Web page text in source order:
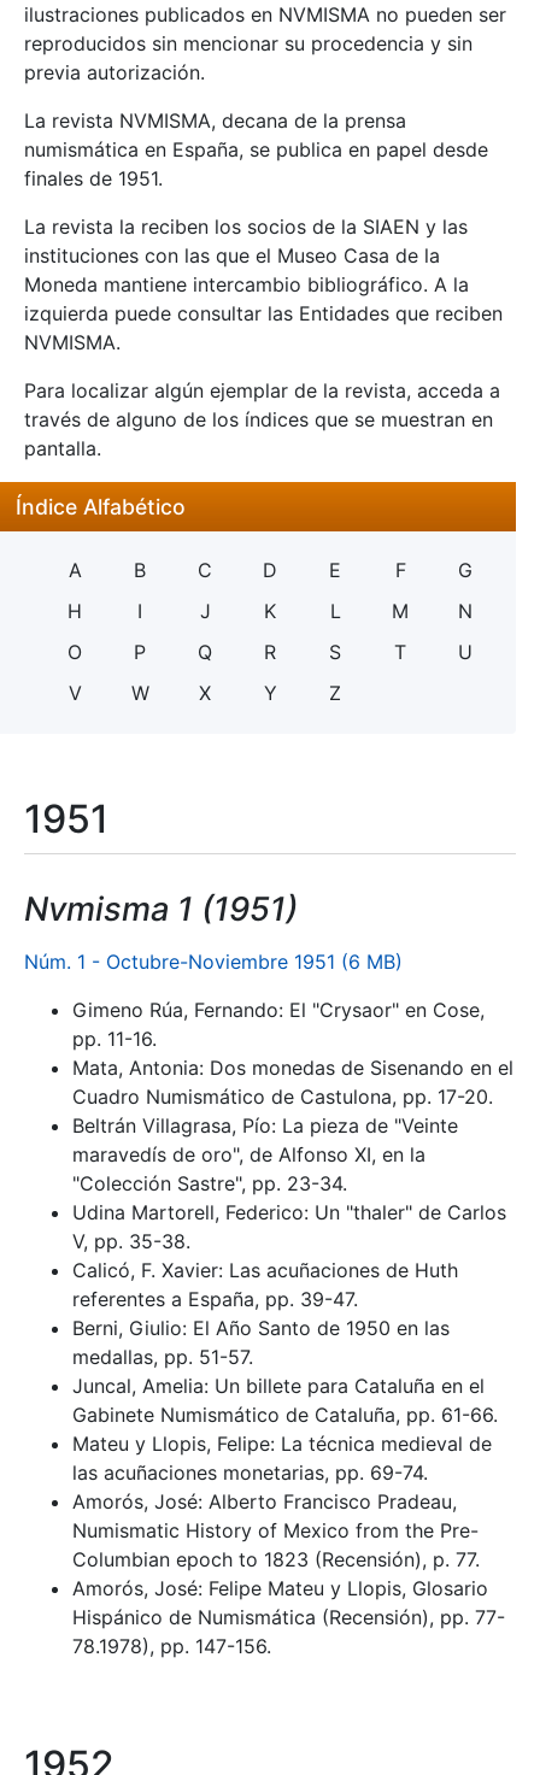
ilustraciones publicados en NVMISMA no pueden ser
reproducidos sin mencionar su procedencia y sin
previa autorización.
La revista NVMISMA, decana de la prensa
numismática en España, se publica en papel desde
finales de 1951.
La revista la reciben los socios de la SIAEN y las
instituciones con las que el Museo Casa de la
Moneda mantiene intercambio bibliográfico. A la
izquierda puede consultar las Entidades que reciben
NVMISMA.
Para localizar algún ejemplar de la revista, acceda a
través de alguno de los índices que se muestran en
pantalla.
Índice Alfabético
A B C D E F
G
H
I J K L M
N
O
P Q R S T
U
V
W X Y Z
1951
Nvmisma 1 (1951)
Núm. 1 - Octubre-Noviembre 1951 (6 MB)
Gimeno Rúa, Fernando: El "Crysaor" en Cose,
pp. 11-16.
Mata, Antonia: Dos monedas de Sisenando en el
Cuadro Numismático de Castulona, pp. 17-20.
Beltrán Villagrasa, Pío: La pieza de "Veinte
maravedís de oro", de Alfonso XI, en la
"Colección Sastre", pp. 23-34.
Udina Martorell, Federico: Un "thaler" de Carlos
V, pp. 35-38.
Calicó, F. Xavier: Las acuñaciones de Huth
referentes a España, pp. 39-47.
Berni, Giulio: El Año Santo de 1950 en las
medallas, pp. 51-57.
Juncal, Amelia: Un billete para Cataluña en el
Gabinete Numismático de Cataluña, pp. 61-66.
Mateu y Llopis, Felipe: La técnica medieval de
las acuñaciones monetarias, pp. 69-74.
Amorós, José: Alberto Francisco Pradeau,
Numismatic History of Mexico from the Pre-
Columbian epoch to 1823 (Recensión), p. 77.
Amorós, José: Felipe Mateu y Llopis, Glosario
Hispánico de Numismática (Recensión), pp. 77-
78.1978), pp. 147-156.
1952